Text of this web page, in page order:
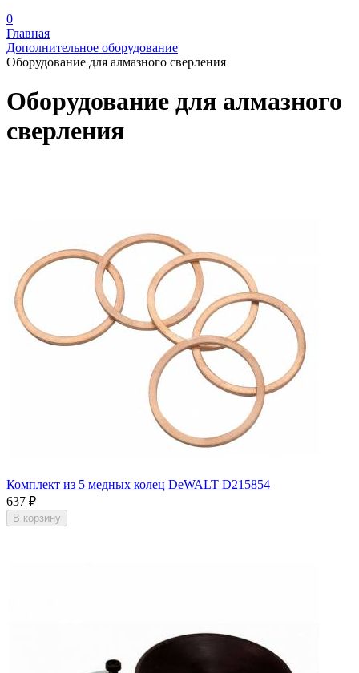
0
Главная
Дополнительное оборудование
Оборудование для алмазного сверления
Оборудование для алмазного
сверления
Комплект из 5 медных колец DeWALT D215854
637 ₽
В корзину